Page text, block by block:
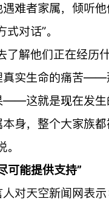
难者家属，倾听
对话”。
了解他们正在经历
真实生命的痛苦——
——这就是现在发生
身，整个大家族
可能提供支持”
对天空新闻网表示